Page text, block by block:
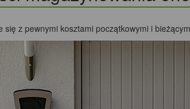
się z pewnymi kosztami początkowymi i